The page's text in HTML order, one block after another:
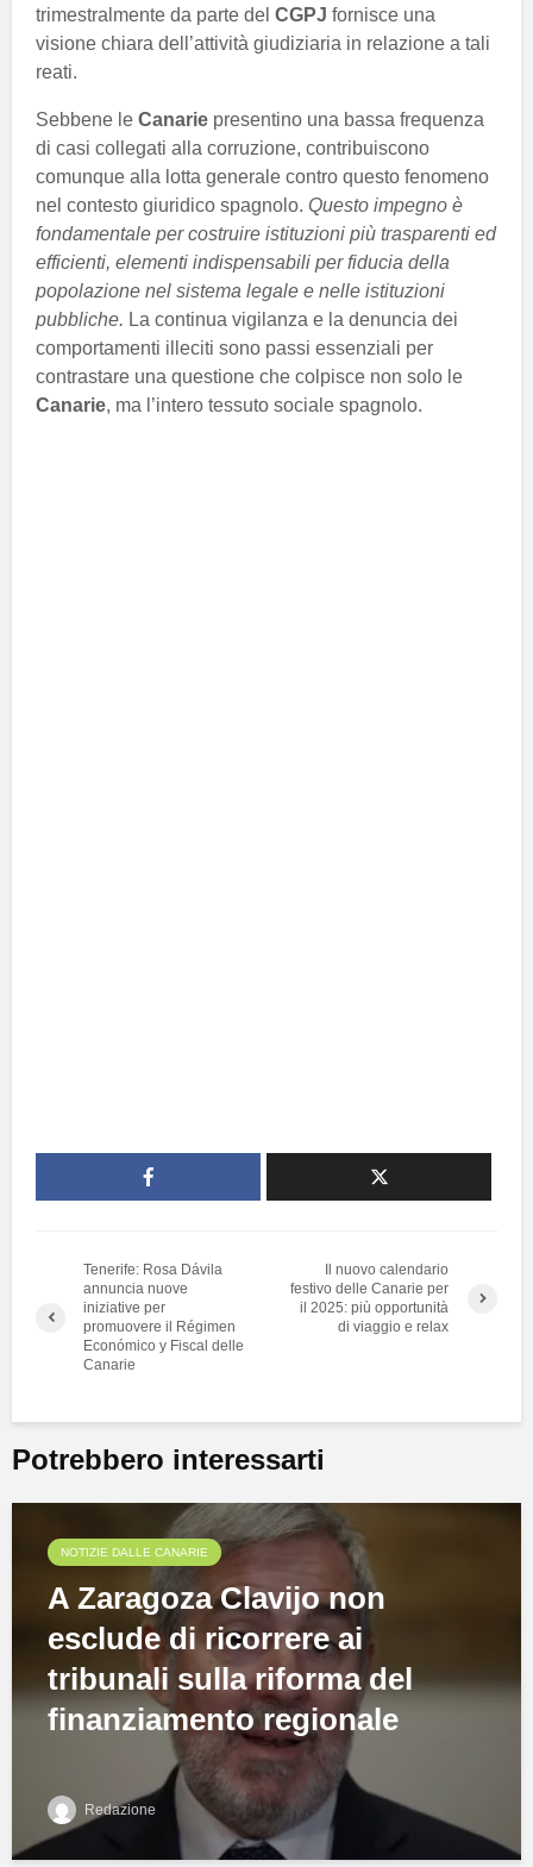
trimestralmente da parte del CGPJ fornisce una
visione chiara dell’attività giudiziaria in relazione a tali
reati.
Sebbene le Canarie presentino una bassa frequenza
di casi collegati alla corruzione, contribuiscono
comunque alla lotta generale contro questo fenomeno
nel contesto giuridico spagnolo. Questo impegno è
fondamentale per costruire istituzioni più trasparenti ed
efficienti, elementi indispensabili per fiducia della
popolazione nel sistema legale e nelle istituzioni
pubbliche. La continua vigilanza e la denuncia dei
comportamenti illeciti sono passi essenziali per
contrastare una questione che colpisce non solo le
Canarie, ma l’intero tessuto sociale spagnolo.
Tenerife: Rosa Dávila
annuncia nuove
iniziative per
promuovere il Régimen
Económico y Fiscal delle
Canarie
Il nuovo calendario
festivo delle Canarie per
il 2025: più opportunità
di viaggio e relax
Potrebbero interessarti
NOTIZIE DALLE CANARIE
A Zaragoza Clavijo non
esclude di ricorrere ai
tribunali sulla riforma del
finanziamento regionale
Redazione